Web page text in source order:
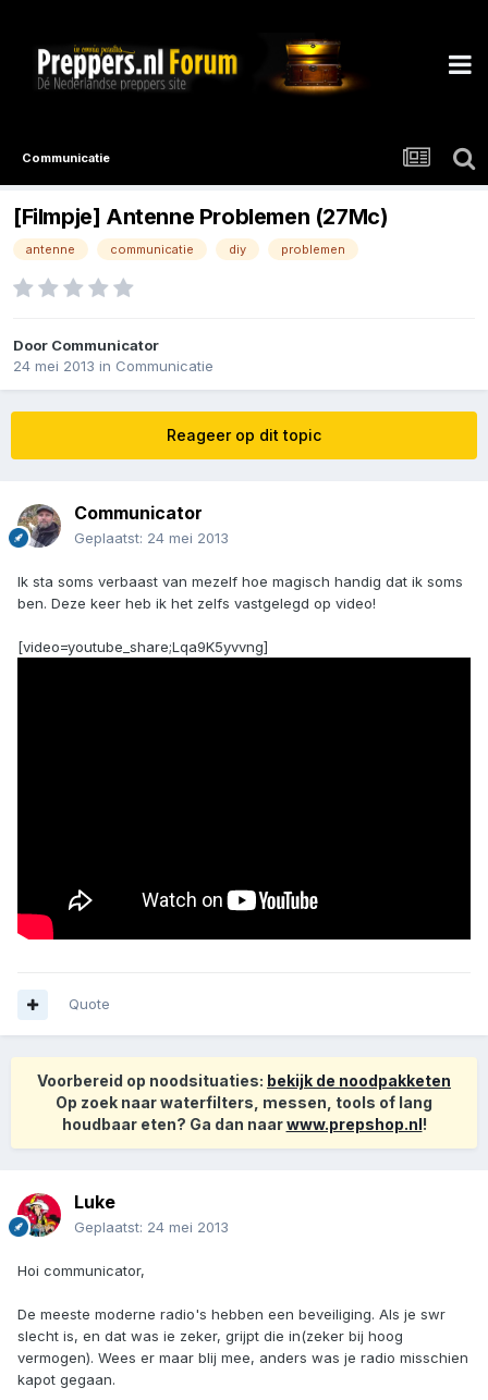
Communicatie
[Filmpje] Antenne Problemen (27Mc)
antenne communicatie diy problemen
Door Communicator
24 mei 2013 in Communicatie
Reageer op dit topic
Communicator
Geplaatst: 24 mei 2013
Ik sta soms verbaast van mezelf hoe magisch handig dat ik soms
ben. Deze keer heb ik het zelfs vastgelegd op video!
[video=youtube_share;Lqa9K5yvvng]
Quote
Voorbereid op noodsituaties: bekijk de noodpakketen
Op zoek naar waterfilters, messen, tools of lang
houdbaar eten? Ga dan naarwww.prepshop.nl!
Luke
Geplaatst: 24 mei 2013
Hoi communicator,
De meeste moderne radio's hebben een beveiliging. Als je swr
slecht is, en dat was ie zeker, grijpt die in(zeker bij hoog
vermogen). Wees er maar blij mee, anders was je radio misschien
kapot gegaan.